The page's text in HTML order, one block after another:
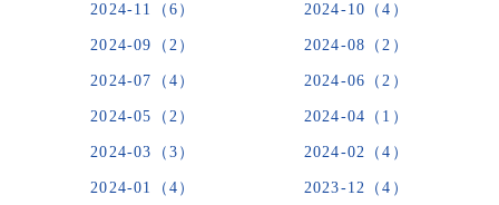
2024-11（6） 2024-10（4）
2024-09（2） 2024-08（2）
2024-07（4） 2024-06（2）
2024-05（2） 2024-04（1）
2024-03（3） 2024-02（4）
2024-01（4） 2023-12（4）